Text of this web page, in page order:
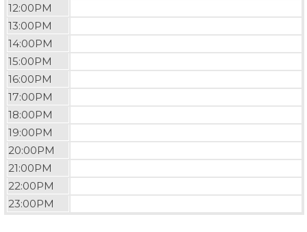
12:00PM
13:00PM
14:00PM
15:00PM
16:00PM
17:00PM
18:00PM
19:00PM
20:00PM
21:00PM
22:00PM
23:00PM